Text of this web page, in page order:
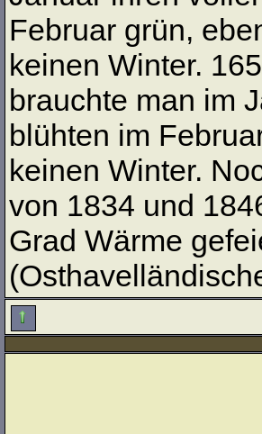
Februar grün,
keinen Winter.
brauchte man im
blühten im
keinen Winter.
von 1834 und
Grad Wärme